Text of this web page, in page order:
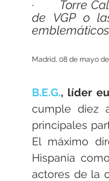
elektrotools-P045000
elektrotools-P099000
·
Torre
de VGP o
Madrid, 08 de mayo de
B.E.G.
cumple diez
principales
El máximo
Hispania
actores de la